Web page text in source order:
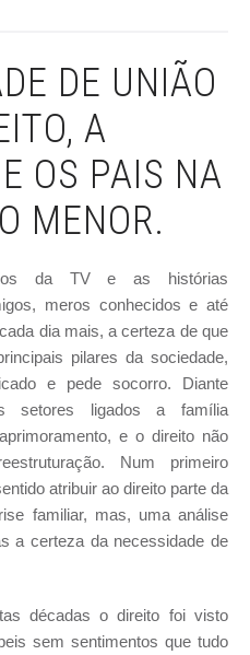
DE UNIÃO
A
OS PAIS NA
MENOR.
da TV e as histórias
meros conhecidos e até
dia mais, a certeza de que
pilares da sociedade,
e pede socorro. Diante
setores ligados a família
e o direito não
Num primeiro
atribuir ao direito parte da
familiar, mas, uma análise
a certeza da necessidade de
décadas o direito foi visto
sem sentimentos que tudo